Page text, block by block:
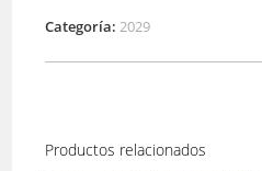
Categoría: 2029
Productos relacionados